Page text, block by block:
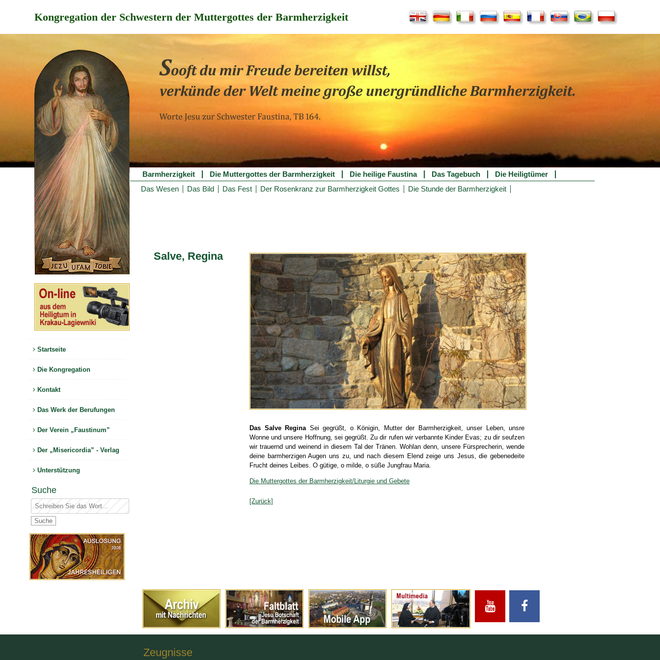
Kongregation der Schwestern der Muttergottes der Barmherzigkeit
Startseite
Die Kongregation
Kontakt
Das Werk der Berufungen
Der Verein „Faustinum”
Der „Misericordia” - Verlag
Unterstützung
Suche
Barmherzigkeit Die Muttergottes der Barmherzigkeit Die heilige Faustina Das Tagebuch
Die Heiligtümer
Das Wesen
Das Bild Das Fest Der Rosenkranz zur Barmherzigkeit Gottes Die Stunde der Barmherzigkeit
Salve, Regina
Das Salve ReginaSei gegrüßt, o Königin, Mutter der Barmherzigkeit, unser Leben, unsre
Wonne und unsere Hoffnung, sei gegrüßt. Zu dir rufen wir verbannte Kinder Evas; zu dir seufzen
wir trauernd und weinend in diesem Tal der Tränen. Wohlan denn, unsere Fürsprecherin, wende
deine barmherzigen Augen uns zu, und nach diesem Elend zeige uns Jesus, die gebenedeite
Frucht deines Leibes. O gütige, o milde, o süße Jungfrau Maria.
Die Muttergottes der Barmherzigkeit/Liturgie und Gebete
[Zurück]
Zeugnisse